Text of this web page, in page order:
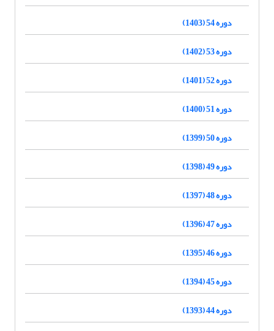
دوره 54 (1403)
دوره 53 (1402)
دوره 52 (1401)
دوره 51 (1400)
دوره 50 (1399)
دوره 49 (1398)
دوره 48 (1397)
دوره 47 (1396)
دوره 46 (1395)
دوره 45 (1394)
دوره 44 (1393)